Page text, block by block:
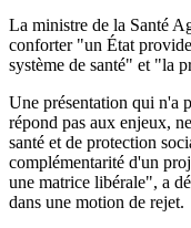
La ministre de la Santé
conforter "un État
système de santé" et "la
Une présentation qui n'a
répond pas aux enjeux,
santé et de protection
complémentarité d'un
une matrice libérale", a
dans une motion de rejet.